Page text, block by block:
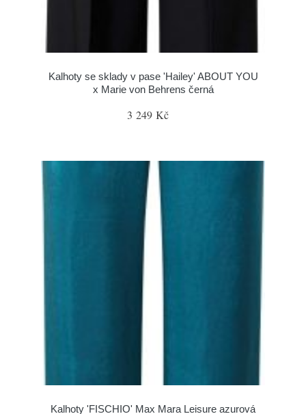
Kalhoty se sklady v pase 'Hailey' ABOUT YOU
x Marie von Behrens černá
3 249 Kč
Kalhoty 'FISCHIO' Max Mara Leisure azurová